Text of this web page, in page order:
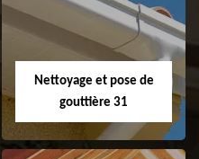
faitage et faitière
31
Nettoyage et pose de
gouttière 31